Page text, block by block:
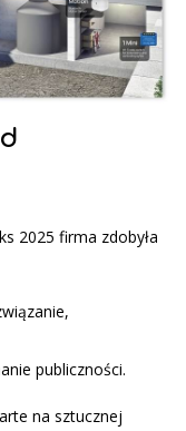
2025 firma zdobyła
publiczności.
na sztucznej